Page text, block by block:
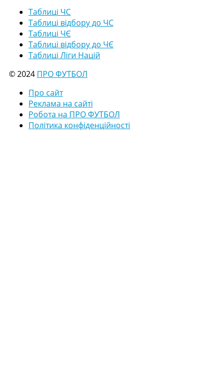
Таблиці ЧС
Таблиці відбору до ЧС
Таблиці ЧЄ
Таблиці відбору до ЧЄ
Таблиці Ліги Націй
© 2024 ПРО ФУТБОЛ
Про сайт
Реклама на сайті
Робота на ПРО ФУТБОЛ
Політика конфіденційності